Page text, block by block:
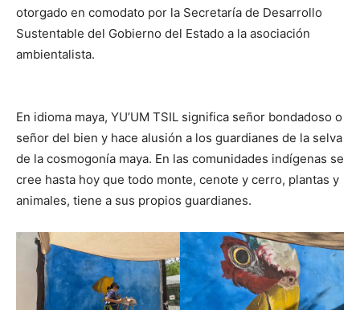
otorgado en comodato por la Secretaría de Desarrollo
Sustentable del Gobierno del Estado a la asociación
ambientalista.
En idioma maya, YU’UM TSIL significa señor bondadoso o
señor del bien y hace alusión a los guardianes de la selva
de la cosmogonía maya. En las comunidades indígenas se
cree hasta hoy que todo monte, cenote y cerro, plantas y
animales, tiene a sus propios guardianes.